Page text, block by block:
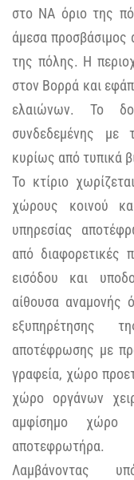
στο ΝΑ όριο της
άμεσα προσβάσιμος
της πόλης. Η
στον Βορρά και
ελαιώνων. Το
συνδεδεμένης με
κυρίως από τυπικά
Το κτίριο
χώρους κοινού
υπηρεσίας
από διαφορετικές
εισόδου και
αίθουσα αναμονής
εξυπηρέτησης
αποτέφρωσης με
γραφεία, χώρο
χώρο οργάνων
αμφίσημο
αποτεφρωτήρα.
Λαμβάνοντας